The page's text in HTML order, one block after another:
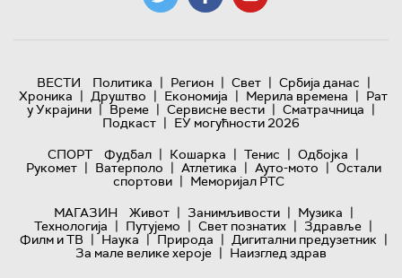
ВЕСТИ Политика | Регион | Свет | Србија данас |
Хроника | Друштво | Економија | Мерила времена | Рат
у Украјини | Време | Сервисне вести | Сматрачница |
Подкаст | ЕУ могућности 2026
СПОРТ
Фудбал | Кошарка | Тенис | Одбојка |
Рукомет | Ватерполо | Атлетика | Ауто-мото | Остали
спортови | Меморијал РТС
МАГАЗИН
Живот | Занимљивости | Музика |
Технологијa | Путујемо | Свет познатих | Здравље |
Филм и ТВ | Наука | Природа | Дигитални предузетник |
За мале велике хероје | Наизглед здрав